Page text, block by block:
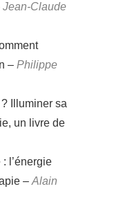
Jean-Claude
– Philippe
Illuminer sa
un livre de
l’énergie
– Alain